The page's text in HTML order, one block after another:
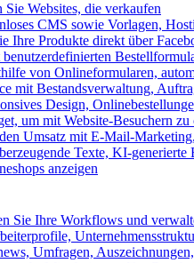
Sie Websites, die verkaufen
CMS sowie Vorlagen,
Ihre Produkte direkt über
von Onlineformularen,
mit Bestandsverwaltung,
Design,
um mit Website-Besuchern
Umsatz mit E-Mail-
Texte, KI-generierte
anzeigen
Sie Ihre Workflows und
Umfragen,